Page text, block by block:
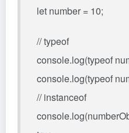
let number = 10;
// typeof
console.log(typeof
console.log(typeof
// instanceof